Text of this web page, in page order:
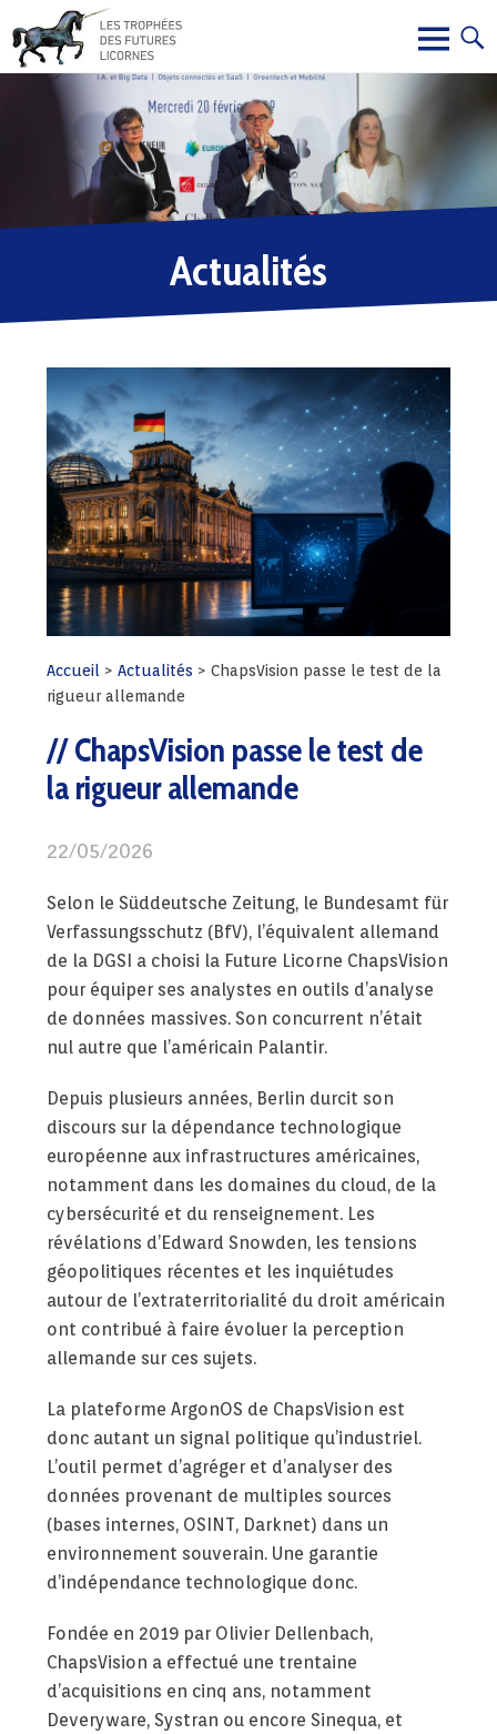
Actualités
Accueil >Actualités >ChapsVision passe le test de la
rigueur allemande
ChapsVision passe le test de
la rigueur allemande
22/05/2026
Selon le Süddeutsche Zeitung, le Bundesamt für
Verfassungsschutz (BfV), l’équivalent allemand
de la DGSI a choisi la Future Licorne ChapsVision
pour équiper ses analystes en outils d’analyse
de données massives. Son concurrent n’était
nul autre que l’américain Palantir.
Depuis plusieurs années, Berlin durcit son
discours sur la dépendance technologique
européenne aux infrastructures américaines,
notamment dans les domaines du cloud, de la
cybersécurité et du renseignement. Les
révélations d’Edward Snowden, les tensions
géopolitiques récentes et les inquiétudes
autour de l’extraterritorialité du droit américain
ont contribué à faire évoluer la perception
allemande sur ces sujets.
La plateforme ArgonOS de ChapsVision est
donc autant un signal politique qu’industriel.
L’outil permet d’agréger et d’analyser des
données provenant de multiples sources
(bases internes, OSINT, Darknet) dans un
environnement souverain. Une garantie
d’indépendance technologique donc.
Fondée en 2019 par Olivier Dellenbach,
ChapsVision a effectué une trentaine
d’acquisitions en cinq ans, notamment
Deveryware, Systran ou encore Sinequa, et